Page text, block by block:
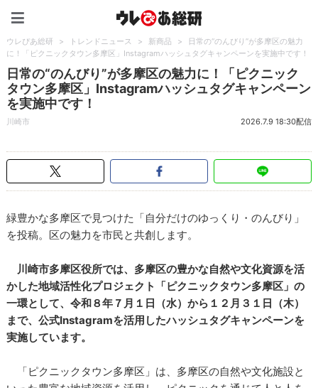
ウレぴあ総研 > トレンドニュース > 新商品 >
日常の“のんびり”が多摩区の魅力
に！「ピクニックタウン多摩区」Instagramハッシュタグキャンペーンを実施中です！
日常の“のんびり”が多摩区の魅力に！「ピクニック
タウン多摩区」Instagramハッシュタグキャンペーン
を実施中です！
川崎市 2026.7.9 18:30配信
緑豊かな多摩区で見つけた「自分だけのゆっくり・のんびり」
を投稿。区の魅力を市民と共創します。
川崎市多摩区役所では、多摩区の豊かな自然や文化資源を活
かした地域活性化プロジェクト「ピクニックタウン多摩区」の
一環として、令和８年７月１日（水）から１２月３１日（木）
まで、公式Instagramを活用したハッシュタグキャンペーンを
実施しています。
「ピクニックタウン多摩区」は、多摩区の自然や文化施設と